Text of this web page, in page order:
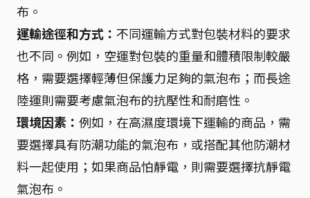
布。
運輸途徑和方式： 不同運輸方式對包裝材料的要求
也不同。例如，空運對包裝的重量和體積限制較嚴
格，需要選擇輕薄但保護力足夠的氣泡布；而長途
陸運則需要考慮氣泡布的抗壓性和耐磨性。
環境因素： 例如，在高濕度環境下運輸的商品，需
要選擇具有防潮功能的氣泡布，或搭配其他防潮材
料一起使用；如果商品怕靜電，則需要選擇抗靜電
氣泡布。